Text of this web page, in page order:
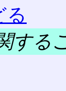
る
する